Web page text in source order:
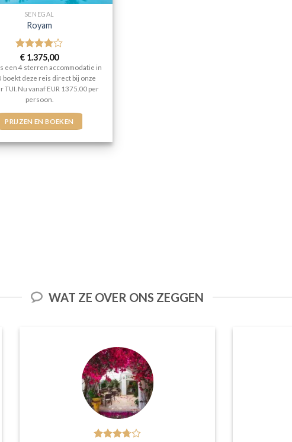
SENEGAL
Royam
Gewaardeerd
4uit 5
€1.375,00
een 4 sterren accommodatie in
boekt deze reis direct bij onze
TUI. Nu vanaf EUR 1375.00 per
persoon.
PRIJZEN EN BOEKEN
WAT ZE OVER ONS ZEGGEN